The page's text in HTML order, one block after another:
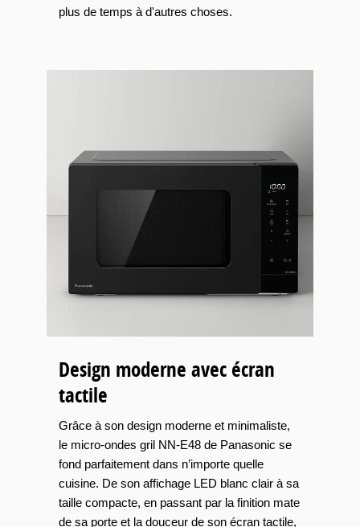
plus de temps à d'autres choses.
Design moderne avec écran
tactile
Grâce à son design moderne et minimaliste,
le micro-ondes gril NN-E48 de Panasonic se
fond parfaitement dans n’importe quelle
cuisine. De son affichage LED blanc clair à sa
taille compacte, en passant par la finition mate
de sa porte et la douceur de son écran tactile,